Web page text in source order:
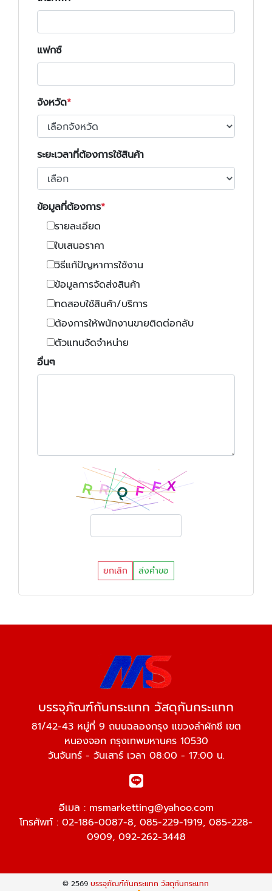
แฟกซ์
จังหวัด
ระยะเวลาที่ต้องการใช้สินค้า
ข้อมูลที่ต้องการ
รายละเอียด
ใบเสนอราคา
วิธีแก้ปัญหาการใช้งาน
ข้อมูลการจัดส่งสินค้า
ทดสอบใช้สินค้า/บริการ
ต้องการให้พนักงานขายติดต่อกลับ
ตัวแทนจัดจำหน่าย
อื่นๆ
ยกเลิก ส่งคำขอ
บรรจุภัณฑ์กันกระแทก วัสดุกันกระแทก
81/42-43 หมู่ที่ 9 ถนนฉลองกรุง แขวงลำผักชี เขต
หนองจอก กรุงเทพมหานคร 10530
วันจันทร์ - วันเสาร์ เวลา 08:00 - 17:00 น.
อีเมล : msmarketting@yahoo.com
โทรศัพท์ : 02-186-0087-8, 085-229-1919, 085-228-
0909, 092-262-3448
© 2569บรรจุภัณฑ์กันกระแทก วัสดุกันกระแทก